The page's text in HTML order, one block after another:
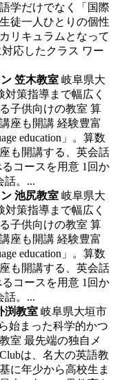
学だけでなく「国際
徒一人ひとりの個性
リキュラムとなって
応したクラス ワー
笠木教室 岐阜県大
策指導まで幅広く
子供向けの教室 算
座も開講 経験豊富
education」。算数
も開講する、英会話
コースを用意 1回か
話。...
池尻教室 岐阜県大
策指導まで幅広く
子供向けの教室 算
座も開講 経験豊富
education」。算数
も開講する、英会話
コースを用意 1回か
話。...
渕教室 岐阜県大垣市
始まった科学的かつ
室 最先端の独自メ
は、名大の英語教
に年少から高校生ま